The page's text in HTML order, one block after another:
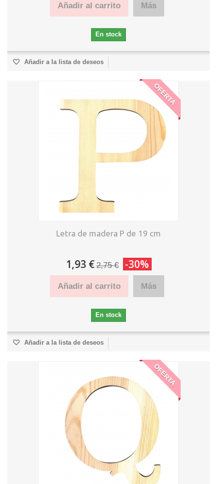
Añadir al carrito Más
En stock
Añadir a la lista de deseos
OFERTA
Letra de madera P de 19 cm
1,93 € 2,75 € -30%
Añadir al carrito Más
En stock
Añadir a la lista de deseos
OFERTA